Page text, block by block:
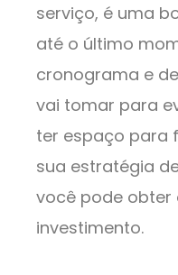
serviço, é uma
até o último
cronograma e
vai tomar para
ter espaço para
sua estratégia
você pode obter
investimento.